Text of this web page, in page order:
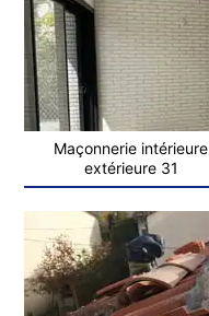
Maçonnerie intérieure
extérieure 31